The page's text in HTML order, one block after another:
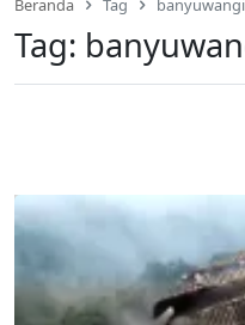
Beranda Tag banyuwangi
Tag: